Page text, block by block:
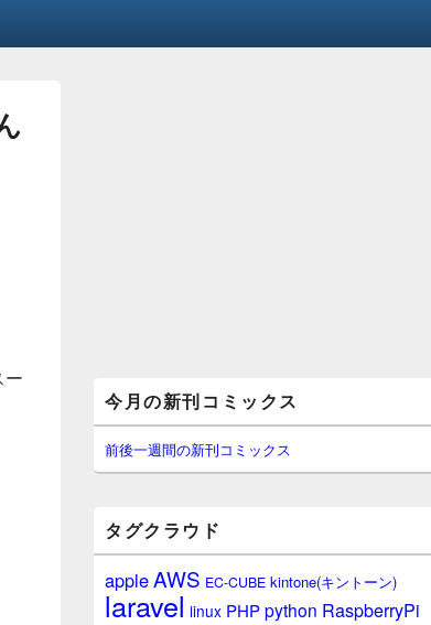
ー
イ
ン
サ
イ
ー
ジ
今月の新刊コミックス
前後一週間の新刊コミックス
タグクラウド
appleAWS EC-CUBE kintone(キントーン)
laravel linux PHPpython RaspberryPi